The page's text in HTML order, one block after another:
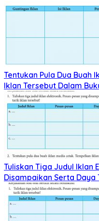
Tentukan Pula Dua Buah
Iklan Tersebut Dalam
Tuliskan Tiga Judul Iklan
Disampaikan Serta Daya